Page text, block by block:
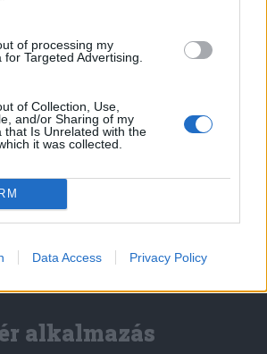
of processing my
Targeted Advertising.
of Collection, Use,
and/or Sharing of my
that Is Unrelated with the
it was collected.
Data Access Privacy Policy
alkalmazás